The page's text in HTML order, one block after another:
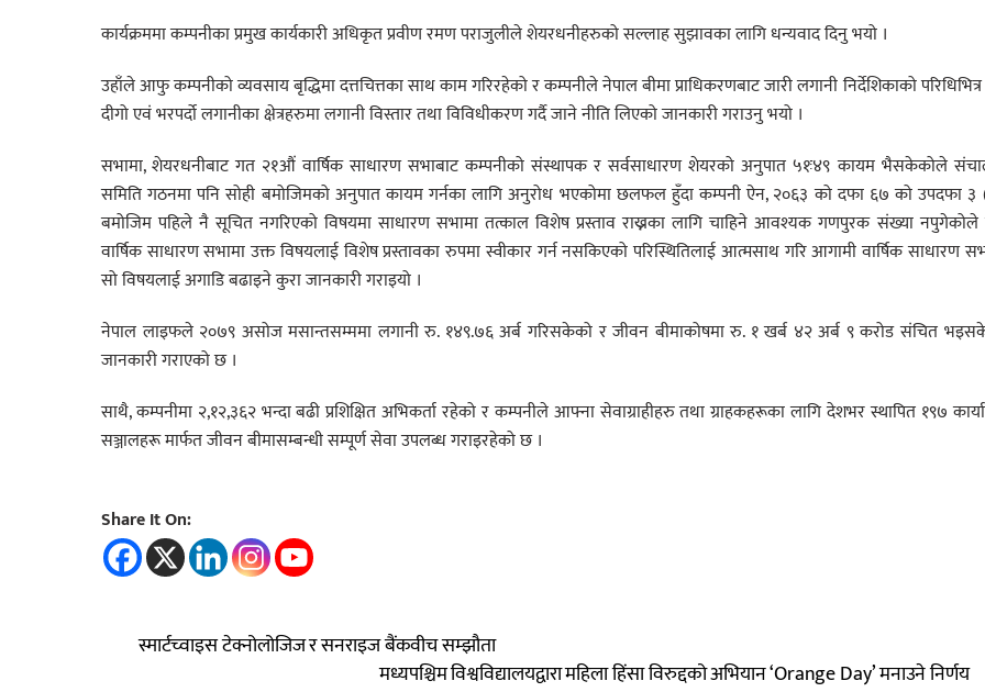
कार्यक्रममा कम्पनीका प्रमुख कार्यकारी अधिकृत प्रवीण रमण पराजुलीले शेयरधनीहरुको सल्लाह सुझावका लागि धन्यवाद दिनु भयो ।
उहाँले आफु कम्पनीको व्यवसाय बृद्धिमा दत्तचित्तका साथ काम गरिरहेको र कम्पनीले नेपाल बीमा प्राधिकरणबाट जारी लगानी निर्देशिकाको परिधिभित्र
दीगो एवं भरपर्दो लगानीका क्षेत्रहरुमा लगानी विस्तार तथा विविधीकरण गर्दै जाने नीति लिएको जानकारी गराउनु भयो ।
सभामा, शेयरधनीबाट गत २१औं वार्षिक साधारण सभाबाट कम्पनीको संस्थापक र सर्वसाधारण शेयरको अनुपात ५१ः४९ कायम भैसकेकोले
समिति गठनमा पनि सोही बमोजिमको अनुपात कायम गर्नका लागि अनुरोध भएकोमा छलफल हुँदा कम्पनी ऐन, २०६३ को दफा ६७ को उपदफा
बमोजिम पहिले नै सूचित नगरिएको विषयमा साधारण सभामा तत्काल विशेष प्रस्ताव राख्नका लागि चाहिने आवश्यक गणपुरक संख्या
वार्षिक साधारण सभामा उक्त विषयलाई विशेष प्रस्तावका रुपमा स्वीकार गर्न नसकिएको परिस्थितिलाई आत्मसाथ गरि आगामी वार्षिक साधारण
सो विषयलाई अगाडि बढाइने कुरा जानकारी गराइयो ।
नेपाल लाइफले २०७९ असोज मसान्तसम्ममा लगानी रु. १४९.७६ अर्ब गरिसकेको र जीवन बीमाकोषमा रु. १ खर्ब ४२ अर्ब ९ करोड संचित
जानकारी गराएको छ ।
साथै, कम्पनीमा २,१२,३६२ भन्दा बढी प्रशिक्षित अभिकर्ता रहेको र कम्पनीले आफ्ना सेवाग्राहीहरु तथा ग्राहकहरूका लागि देशभर स्थापित १९७
सञ्जालहरू मार्फत जीवन बीमासम्बन्धी सम्पूर्ण सेवा उपलब्ध गराइरहेको छ ।
Share It On:
स्मार्टच्वाइस टेक्नोलोजिज र सनराइज बैंकवीच सम्झौता
मध्यपश्चिम विश्वविद्यालयद्वारा महिला हिंसा विरुद्दको अभियान ‘Orange Day’ मनाउने निर्णय